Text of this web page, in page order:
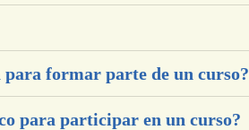
formar parte de un curso?
para participar en un curso?